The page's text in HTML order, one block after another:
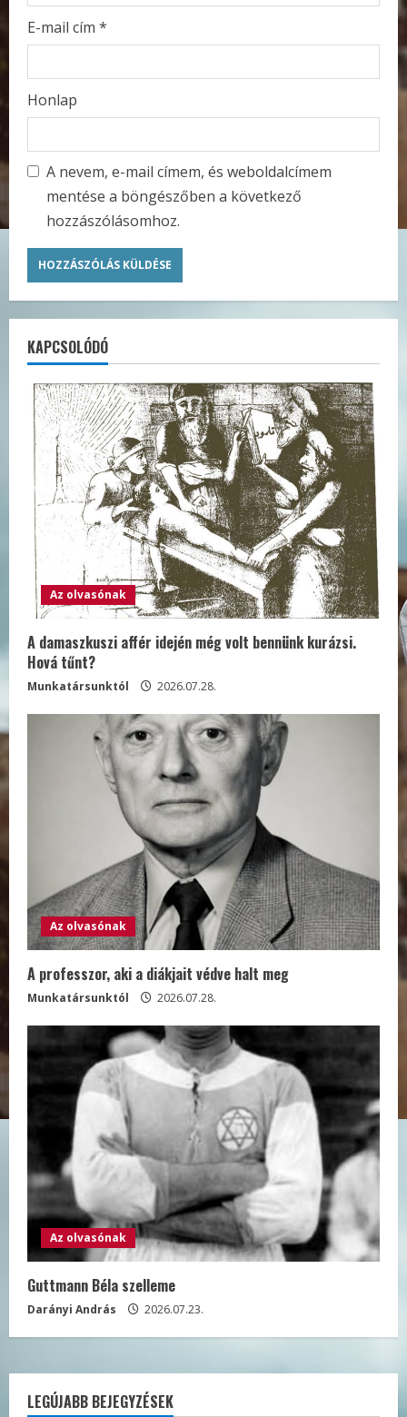
E-mail cím *
Honlap
A nevem, e-mail címem, és weboldalcímem
mentése a böngészőben a következő
hozzászólásomhoz.
KAPCSOLÓDÓ
Az olvasónak
A damaszkuszi affér idején még volt bennünk kurázsi.
Hová tűnt?
Munkatársunktól 2026.07.28.
Az olvasónak
A professzor, aki a diákjait védve halt meg
Munkatársunktól 2026.07.28.
Az olvasónak
Guttmann Béla szelleme
Darányi András 2026.07.23.
LEGÚJABB BEJEGYZÉSEK